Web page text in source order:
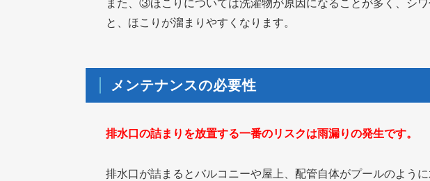
また、③ほこりについては洗濯物が原因になることが多く、シ
と、ほこりが溜まりやすくなります。
メンテナンスの必要性
排水口の詰まりを放置する一番のリスクは雨漏りの発生です。
排水口が詰まるとバルコニーや屋上、配管自体がプールのよう